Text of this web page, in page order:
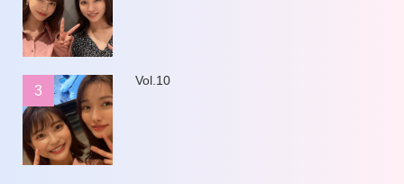
3
Vol.10